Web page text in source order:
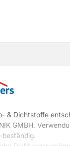
& Dichtstoffe
GMBH.